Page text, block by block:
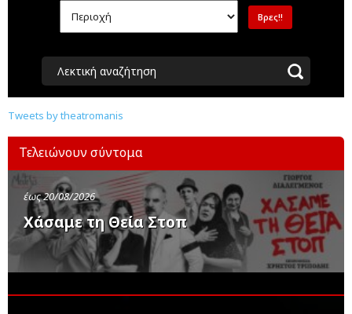
Λεκτική αναζήτηση
Tweets by theatromanis
Τελειώνουν σύντομα
έως 20/08/2026
Χάσαμε τη Θεία Στοπ